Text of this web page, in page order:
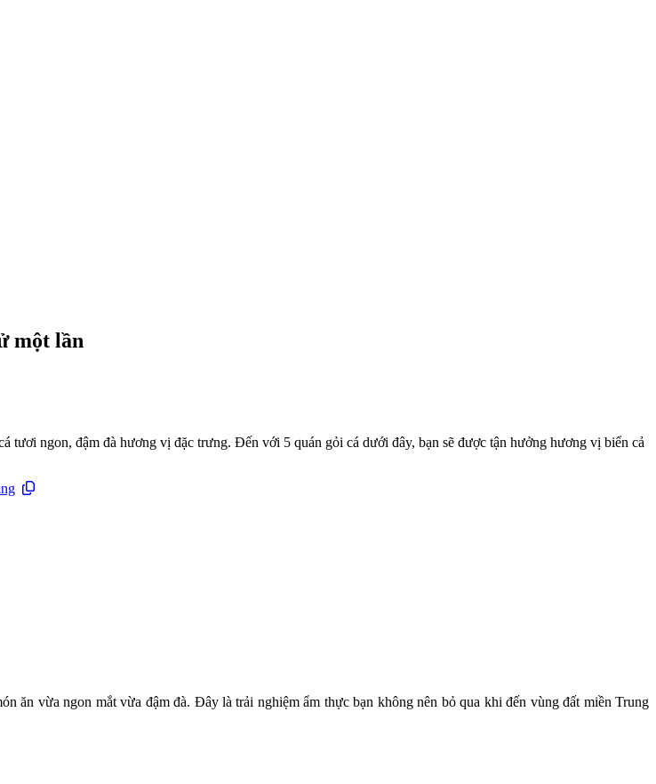
một lần
ngon, đậm đà hương vị đặc trưng. Đến với 5 quán gỏi cá dưới đây, bạn sẽ được tận hưởng hương vị biển cả
ăn vừa ngon mắt vừa đậm đà. Đây là trải nghiệm ẩm thực bạn không nên bỏ qua khi đến vùng đất miền Trung